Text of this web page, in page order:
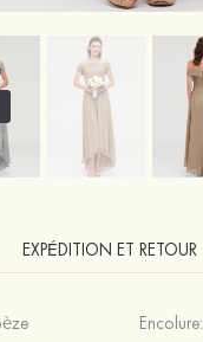
EXPÉDITION ET RETOUR
Encolure: